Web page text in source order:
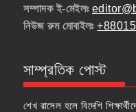
সম্পাদক ই-মেইলঃ
নিউজ রুম মোবাইলঃ
সাম্প্রতিক পোস্ট
শেখ রাসেল হলে বিদেশি